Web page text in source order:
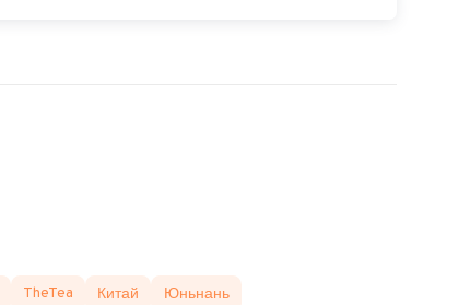
TheTea Китай Юньнань